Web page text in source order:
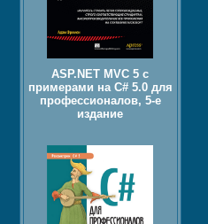
ASP.NET MVC 5 с
примерами на C# 5.0 для
профессионалов, 5-е
издание